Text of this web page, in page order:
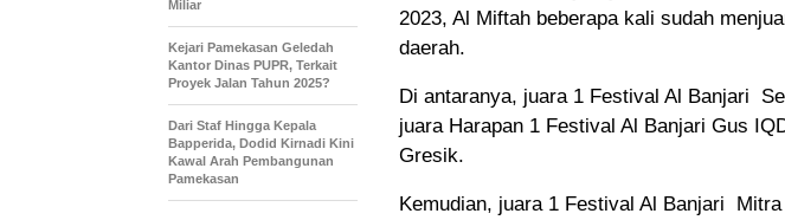
2023, Al Miftah beberapa kali sudah
daerah.
Di antaranya, juara 1 Festival Al Banjari
juara Harapan 1 Festival Al Banjari Gus
Gresik.
Kemudian, juara 1 Festival Al Banjari
Miliar
Kejari Pamekasan Geledah
Kantor Dinas PUPR, Terkait
Proyek Jalan Tahun 2025?
Dari Staf Hingga Kepala
Bapperida, Dodid Kirnadi Kini
Kawal Arah Pembangunan
Pamekasan